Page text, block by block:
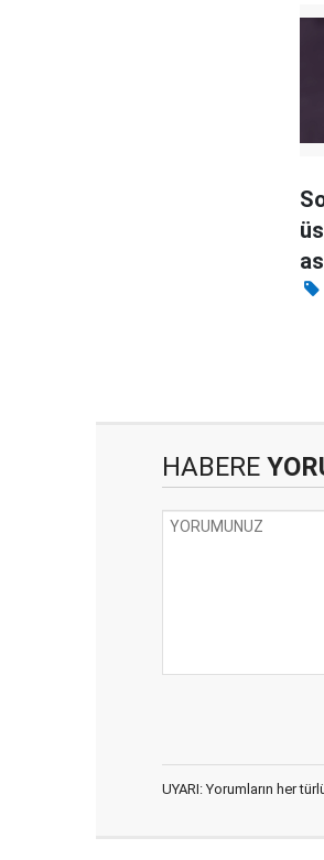
HABERE
UYARI: Yorumların her